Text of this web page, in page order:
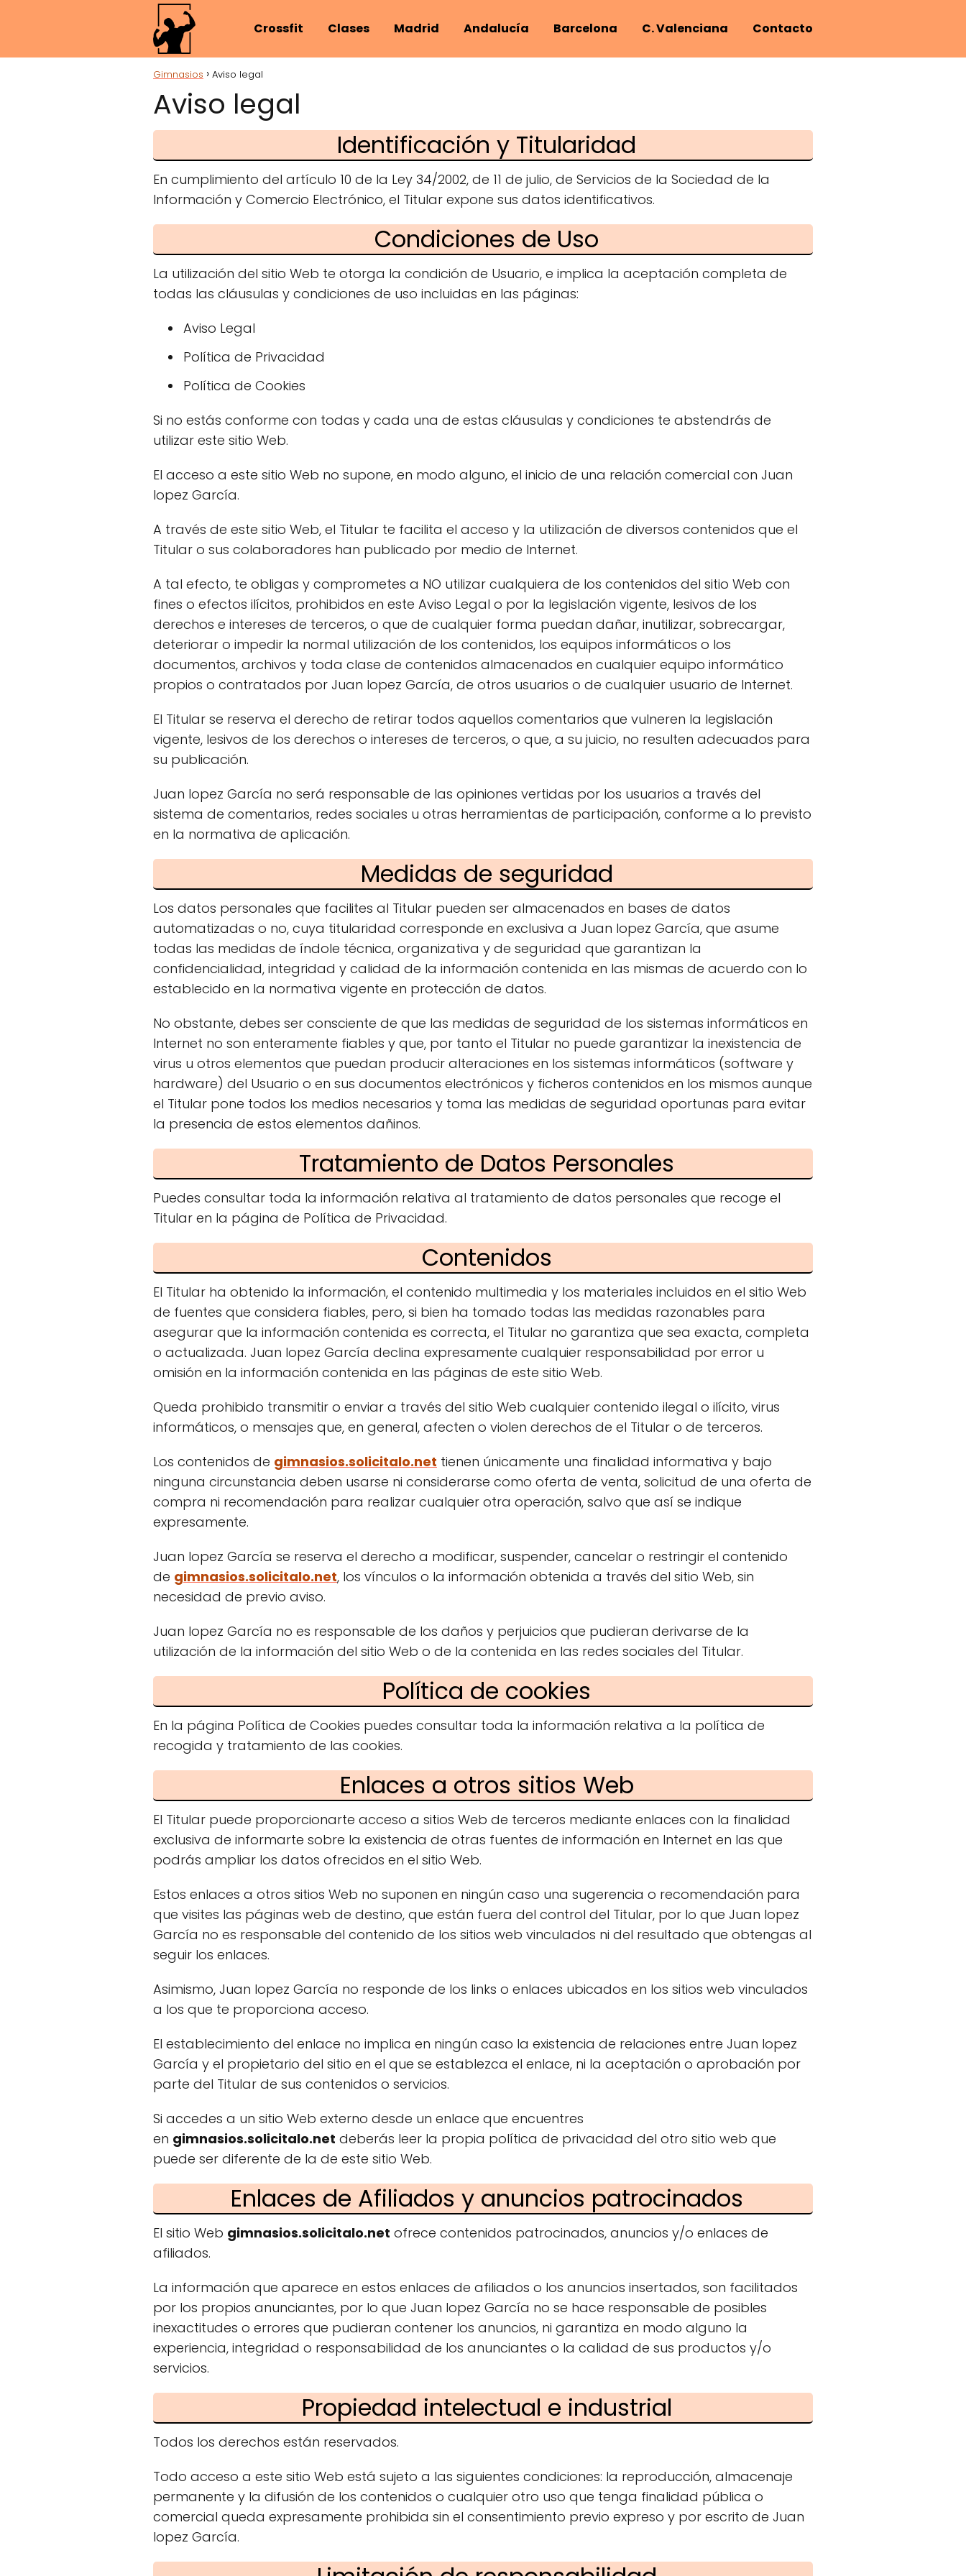
Crossfit Clases Madrid Andalucía Barcelona C. Valenciana Contacto
Gimnasios Aviso legal
Aviso legal
Identificación y Titularidad
En cumplimiento del artículo 10 de la Ley 34/2002, de 11 de julio, de Servicios de la Sociedad de la
Información y Comercio Electrónico, el Titular expone sus datos identificativos.
Condiciones de Uso
La utilización del sitio Web te otorga la condición de Usuario, e implica la aceptación completa de
todas las cláusulas y condiciones de uso incluidas en las páginas:
Aviso Legal
Política de Privacidad
Política de Cookies
Si no estás conforme con todas y cada una de estas cláusulas y condiciones te abstendrás de
utilizar este sitio Web.
El acceso a este sitio Web no supone, en modo alguno, el inicio de una relación comercial con Juan
lopez García.
A través de este sitio Web, el Titular te facilita el acceso y la utilización de diversos contenidos que el
Titular o sus colaboradores han publicado por medio de Internet.
A tal efecto, te obligas y comprometes a NO utilizar cualquiera de los contenidos del sitio Web con
fines o efectos ilícitos, prohibidos en este Aviso Legal o por la legislación vigente, lesivos de los
derechos e intereses de terceros, o que de cualquier forma puedan dañar, inutilizar, sobrecargar,
deteriorar o impedir la normal utilización de los contenidos, los equipos informáticos o los
documentos, archivos y toda clase de contenidos almacenados en cualquier equipo informático
propios o contratados por Juan lopez García, de otros usuarios o de cualquier usuario de Internet.
El Titular se reserva el derecho de retirar todos aquellos comentarios que vulneren la legislación
vigente, lesivos de los derechos o intereses de terceros, o que, a su juicio, no resulten adecuados para
su publicación.
Juan lopez García no será responsable de las opiniones vertidas por los usuarios a través del
sistema de comentarios, redes sociales u otras herramientas de participación, conforme a lo previsto
en la normativa de aplicación.
Medidas de seguridad
Los datos personales que facilites al Titular pueden ser almacenados en bases de datos
automatizadas o no, cuya titularidad corresponde en exclusiva a Juan lopez García, que asume
todas las medidas de índole técnica, organizativa y de seguridad que garantizan la
confidencialidad, integridad y calidad de la información contenida en las mismas de acuerdo con lo
establecido en la normativa vigente en protección de datos.
No obstante, debes ser consciente de que las medidas de seguridad de los sistemas informáticos en
Internet no son enteramente fiables y que, por tanto el Titular no puede garantizar la inexistencia de
virus u otros elementos que puedan producir alteraciones en los sistemas informáticos (software y
hardware) del Usuario o en sus documentos electrónicos y ficheros contenidos en los mismos aunque
el Titular pone todos los medios necesarios y toma las medidas de seguridad oportunas para evitar
la presencia de estos elementos dañinos.
Tratamiento de Datos Personales
Puedes consultar toda la información relativa al tratamiento de datos personales que recoge el
Titular en la página de Política de Privacidad.
Contenidos
El Titular ha obtenido la información, el contenido multimedia y los materiales incluidos en el sitio Web
de fuentes que considera fiables, pero, si bien ha tomado todas las medidas razonables para
asegurar que la información contenida es correcta, el Titular no garantiza que sea exacta, completa
o actualizada. Juan lopez García declina expresamente cualquier responsabilidad por error u
omisión en la información contenida en las páginas de este sitio Web.
Queda prohibido transmitir o enviar a través del sitio Web cualquier contenido ilegal o ilícito, virus
informáticos, o mensajes que, en general, afecten o violen derechos de el Titular o de terceros.
Los contenidos de gimnasios.solicitalo.net tienen únicamente una finalidad informativa y bajo
ninguna circunstancia deben usarse ni considerarse como oferta de venta, solicitud de una oferta de
compra ni recomendación para realizar cualquier otra operación, salvo que así se indique
expresamente.
Juan lopez García se reserva el derecho a modificar, suspender, cancelar o restringir el contenido
de gimnasios.solicitalo.net, los vínculos o la información obtenida a través del sitio Web, sin
necesidad de previo aviso.
Juan lopez García no es responsable de los daños y perjuicios que pudieran derivarse de la
utilización de la información del sitio Web o de la contenida en las redes sociales del Titular.
Política de cookies
En la página Política de Cookies puedes consultar toda la información relativa a la política de
recogida y tratamiento de las cookies.
Enlaces a otros sitios Web
El Titular puede proporcionarte acceso a sitios Web de terceros mediante enlaces con la finalidad
exclusiva de informarte sobre la existencia de otras fuentes de información en Internet en las que
podrás ampliar los datos ofrecidos en el sitio Web.
Estos enlaces a otros sitios Web no suponen en ningún caso una sugerencia o recomendación para
que visites las páginas web de destino, que están fuera del control del Titular, por lo que Juan lopez
García no es responsable del contenido de los sitios web vinculados ni del resultado que obtengas al
seguir los enlaces.
Asimismo, Juan lopez García no responde de los links o enlaces ubicados en los sitios web vinculados
a los que te proporciona acceso.
El establecimiento del enlace no implica en ningún caso la existencia de relaciones entre Juan lopez
García y el propietario del sitio en el que se establezca el enlace, ni la aceptación o aprobación por
parte del Titular de sus contenidos o servicios.
Si accedes a un sitio Web externo desde un enlace que encuentres
en gimnasios.solicitalo.net deberás leer la propia política de privacidad del otro sitio web que
puede ser diferente de la de este sitio Web.
Enlaces de Afiliados y anuncios patrocinados
El sitio Web gimnasios.solicitalo.net ofrece contenidos patrocinados, anuncios y/o enlaces de
afiliados.
La información que aparece en estos enlaces de afiliados o los anuncios insertados, son facilitados
por los propios anunciantes, por lo que Juan lopez García no se hace responsable de posibles
inexactitudes o errores que pudieran contener los anuncios, ni garantiza en modo alguno la
experiencia, integridad o responsabilidad de los anunciantes o la calidad de sus productos y/o
servicios.
Propiedad intelectual e industrial
Todos los derechos están reservados.
Todo acceso a este sitio Web está sujeto a las siguientes condiciones: la reproducción, almacenaje
permanente y la difusión de los contenidos o cualquier otro uso que tenga finalidad pública o
comercial queda expresamente prohibida sin el consentimiento previo expreso y por escrito de Juan
lopez García.